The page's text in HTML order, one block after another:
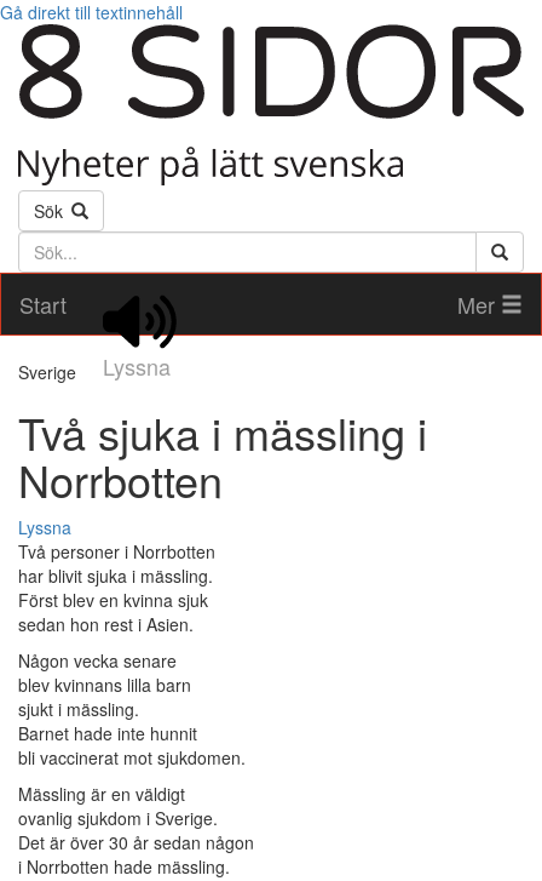
Gå direkt till textinnehåll
Sök
Söktext
Start
Lyssna
Mer
Sverige
Två sjuka i mässling i
Norrbotten
Lyssna
Två personer i Norrbotten
har blivit sjuka i mässling.
Först blev en kvinna sjuk
sedan hon rest i Asien.
Någon vecka senare
blev kvinnans lilla barn
sjukt i mässling.
Barnet hade inte hunnit
bli vaccinerat mot sjukdomen.
Mässling är en väldigt
ovanlig sjukdom i Sverige.
Det är över 30 år sedan någon
i Norrbotten hade mässling.